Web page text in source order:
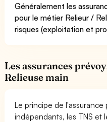
Généralement les
pour le métier Relieur /
risques (exploitation et
Les assurances
Relieuse main
Le principe de
indépendants, les TNS et